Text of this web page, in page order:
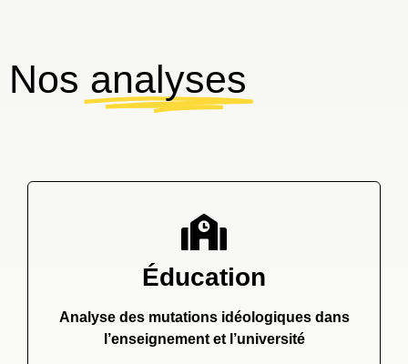
Nos analyses
Éducation
Analyse des mutations idéologiques dans
l’enseignement et l’université